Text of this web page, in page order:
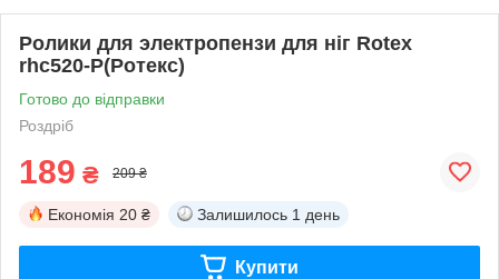
Ролики для электропензи для ніг Rotex
rhc520-P(Ротекс)
Готово до відправки
Роздріб
189 ₴ 209 ₴
Економія 20 ₴ Залишилось 1 день
Купити